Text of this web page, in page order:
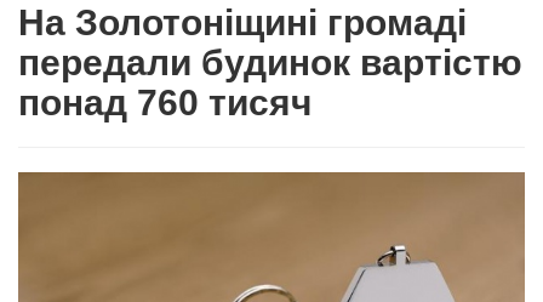
На Золотоніщині громаді
передали будинок вартістю
понад 760 тисяч